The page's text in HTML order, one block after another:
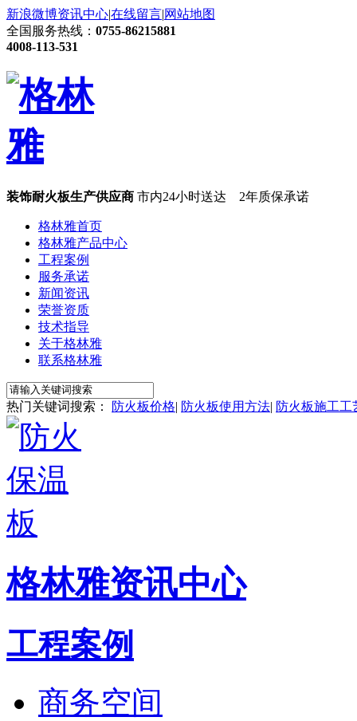
新浪微博资讯中心|在线留言|网站地图
全国服务热线： 0755-86215881
4008-113-531
装饰耐火板生产供应商 市内24小时送达 2年质保承诺
格林雅首页
格林雅产品中心
工程案例
服务承诺
新闻资讯
荣誉资质
技术指导
关于格林雅
联系格林雅
热门关键词搜索： 防火板价格| 防火板使用方法| 防火板施工工
格林雅资讯中心
工程案例
商务空间